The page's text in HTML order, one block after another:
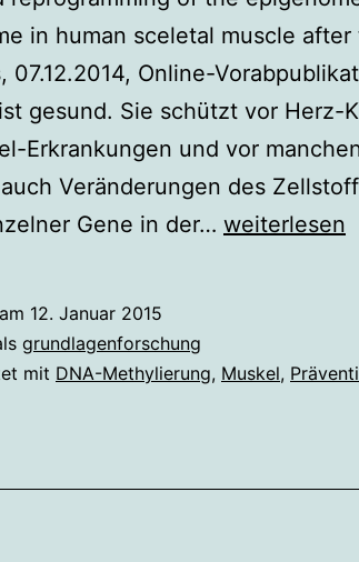
in human sceletal muscle after
07.12.2014, Online-
gesund. Sie schützt vor Herz-
Erkrankungen und vor
Veränderungen des
Gene in der… Wie
verändert
weiterlesen
12. Januar 2015
grundlagenforschung
mit DNA-Methylierung, Muskel,